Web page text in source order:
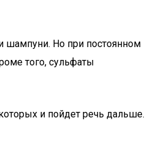
шампуни. Но при постоянном
того, сульфаты
и пойдет речь дальше.